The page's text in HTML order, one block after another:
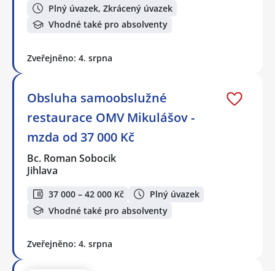
Plný úvazek, Zkrácený úvazek
Vhodné také pro absolventy
Zveřejněno: 4. srpna
Obsluha samoobslužné
restaurace OMV Mikulášov -
mzda od 37 000 Kč
Bc. Roman Sobocik
Jihlava
37 000 – 42 000 Kč
Plný úvazek
Vhodné také pro absolventy
Zveřejněno: 4. srpna